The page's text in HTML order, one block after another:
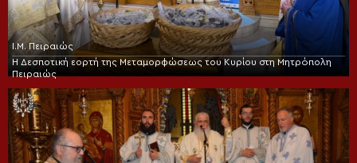
Ι.Μ. Πειραιώς
Η Δεσποτική εορτή της Μεταμορφώσεως του Κυρίου στη Μητρόπολη
Πειραιώς